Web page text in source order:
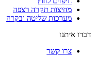
תקרה רצפה
שליטה ובקרה
קשר